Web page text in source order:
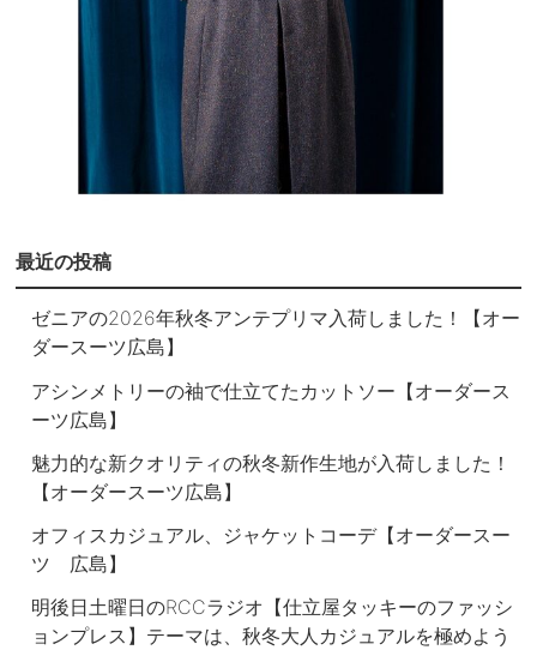
最近の投稿
ゼニアの2026年秋冬アンテプリマ入荷しました！【オー
ダースーツ広島】
アシンメトリーの袖で仕立てたカットソー【オーダース
ーツ広島】
魅力的な新クオリティの秋冬新作生地が入荷しました！
【オーダースーツ広島】
オフィスカジュアル、ジャケットコーデ【オーダースー
ツ 広島】
明後日土曜日のRCCラジオ【仕立屋タッキーのファッシ
ョンプレス】テーマは、秋冬大人カジュアルを極めよう